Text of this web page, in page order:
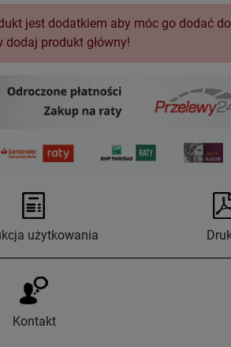
jest dodatkiem aby móc go dodać
dodaj produkt główny!
użytkowania
Kontakt